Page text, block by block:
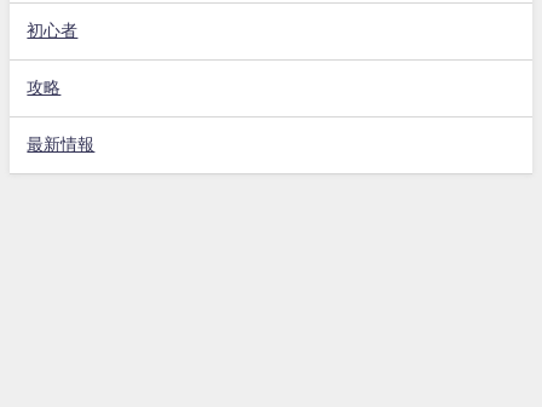
初心者
攻略
最新情報